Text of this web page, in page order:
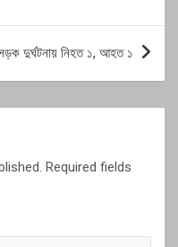
দুর্ঘটনায় নিহত ১, আহত ১
Required fields